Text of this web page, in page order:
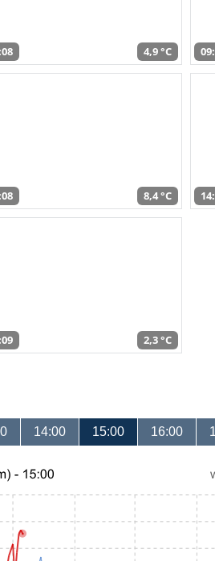
4,9 °C
8,4 °C
2,3 °C
14:00 15:00 16:00